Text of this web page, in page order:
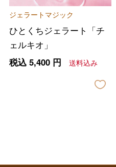
ジェラートマジック
ひとくちジェラート「チ
ェルキオ」
税込 5,400円 送料込み
ファ
ホーム
ベビー
出
結婚
お香
父
敬老